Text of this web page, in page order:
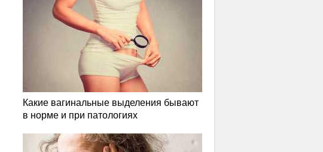
Какие вагинальные выделения бывают
в норме и при патологиях